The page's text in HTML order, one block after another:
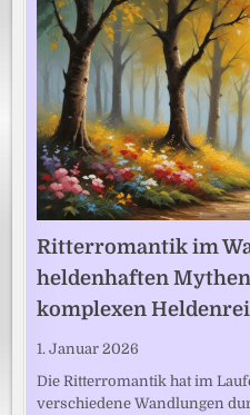
Ritterromantik im
heldenhaften
komplexen
1. Januar 2026
Die Ritterromantik hat im
verschiedene Wandlungen